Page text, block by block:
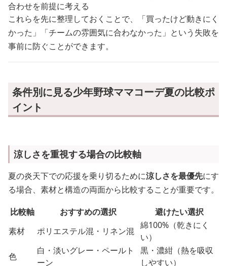
合わせを前提に考える
これらを先に整理しておくことで、「買ったけど動きにく
かった」「チームの雰囲気に合わなかった」という失敗を
事前に防ぐことができます。
条件別に見る少年野球ママコーデ夏の比較ポ
イント
涼しさを重視する場合の比較軸
夏の炎天下での応援を乗り切るために涼しさを最優先にす
る場合、素材と構造の両面から比較することが重要です。
比較軸
おすすめの選択
避けたい選択
素材
ポリエステル混・リネン混
綿100%（乾きにく
い）
色
白・淡いグレー・ペールト
ーン
黒・濃紺（熱を吸収
しやすい）